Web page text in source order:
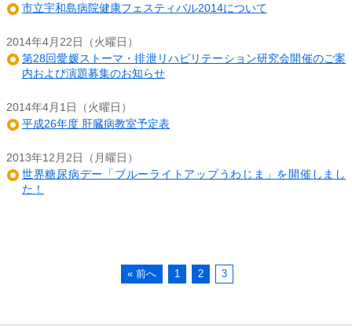
市立宇和島病院健康フェスティバル2014について
2014年4月22日（火曜日）
第28回愛媛ストーマ・排泄リハビリテーション研究会開催のご案
内および演題募集のお知らせ
2014年4月1日（火曜日）
平成26年度 肝臓病教室予定表
2013年12月2日（月曜日）
世界糖尿病デー「ブルーライトアップうわじま」を開催しまし
た！
« 前へ 1 2 3